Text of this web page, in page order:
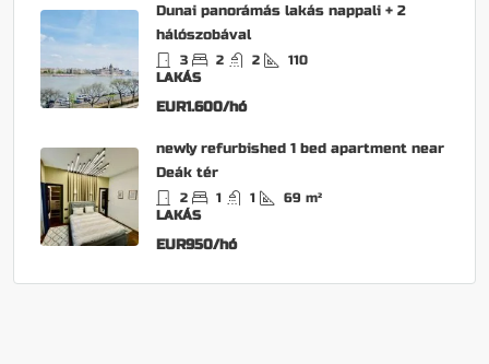
Dunai panorámás lakás nappali + 2
hálószobával
3 2 2
110
LAKÁS
EUR1.600/hó
newly refurbished 1 bed apartment near
Deák tér
2 1 1 69 m²
LAKÁS
EUR950/hó